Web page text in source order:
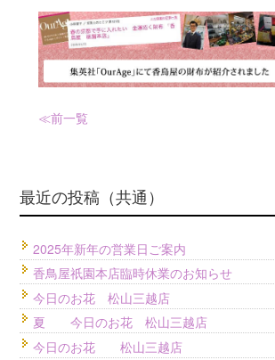
≪前一覧
最近の投稿（共通）
2025年新年の営業日ご案内
香鳥屋祇園本店臨時休業のお知らせ
今日のお花 松山三越店
夏 今日のお花 松山三越店
今日のお花 松山三越店